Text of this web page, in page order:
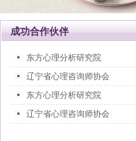
成功合作伙伴
东方心理分析研究院
辽宁省心理咨询师协会
东方心理分析研究院
辽宁省心理咨询师协会